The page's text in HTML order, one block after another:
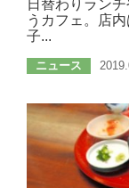
日替わりラン
うカフェ。店
子...
ニュース